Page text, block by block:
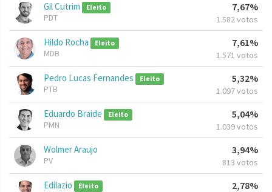
Gil Cutrim Eleito
PDT
7,67%
1.582 votos
Hildo Rocha Eleito
MDB
7,61%
1.571 votos
Pedro Lucas Fernandes Eleito
PTB
5,32%
1.097 votos
Eduardo Braide Eleito
PMN
5,04%
1.039 votos
Wolmer Araujo
PV
3,94%
813 votos
Edilazio Eleito 2,78%